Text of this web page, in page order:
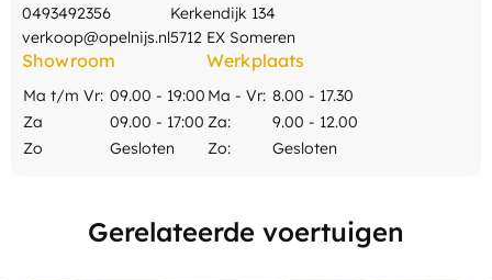
0493492356
verkoop@opelnijs.nl
Kerkendijk 134
5712 EX Someren
Showroom
Ma t/m Vr: 09.00 - 19:00
Za
09.00 - 17:00
Zo
Gesloten
Werkplaats
Ma - Vr: 8.00 - 17.30
Za:
9.00 - 12.00
Zo:
Gesloten
Gerelateerde voertuigen